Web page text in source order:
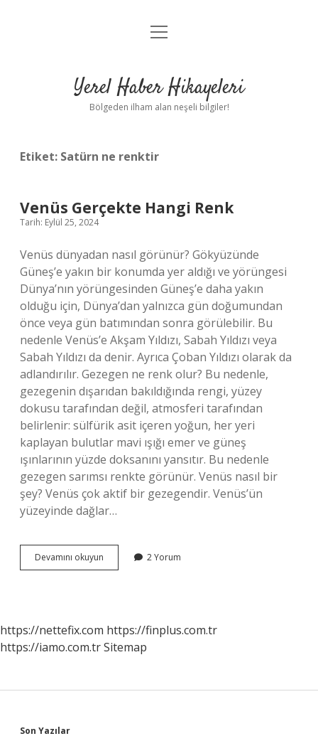
Anasayfa
Yasal Uyarı
menüyü
Yerel Haber Hikayeleri
Bölgeden ilham alan neşeli bilgiler!
Etiket: Satürn ne renktir
Venüs Gerçekte Hangi Renk
Tarih: Eylül 25, 2024
Venüs dünyadan nasıl görünür? Gökyüzünde
Güneş’e yakın bir konumda yer aldığı ve yörüngesi
Dünya’nın yörüngesinden Güneş’e daha yakın
olduğu için, Dünya’dan yalnızca gün doğumundan
önce veya gün batımından sonra görülebilir. Bu
nedenle Venüs’e Akşam Yıldızı, Sabah Yıldızı veya
Sabah Yıldızı da denir. Ayrıca Çoban Yıldızı olarak da
adlandırılır. Gezegen ne renk olur? Bu nedenle,
gezegenin dışarıdan bakıldığında rengi, yüzey
dokusu tarafından değil, atmosferi tarafından
belirlenir: sülfürik asit içeren yoğun, her yeri
kaplayan bulutlar mavi ışığı emer ve güneş
ışınlarının yüzde doksanını yansıtır. Bu nedenle
gezegen sarımsı renkte görünür. Venüs nasıl bir
şey? Venüs çok aktif bir gezegendir. Venüs’ün
yüzeyinde dağlar…
Devamını okuyun
Gerçekte
2 Yorum
https://nettefix.com https://finplus.com.tr
https://iamo.com.trSitemap
Son Yazılar